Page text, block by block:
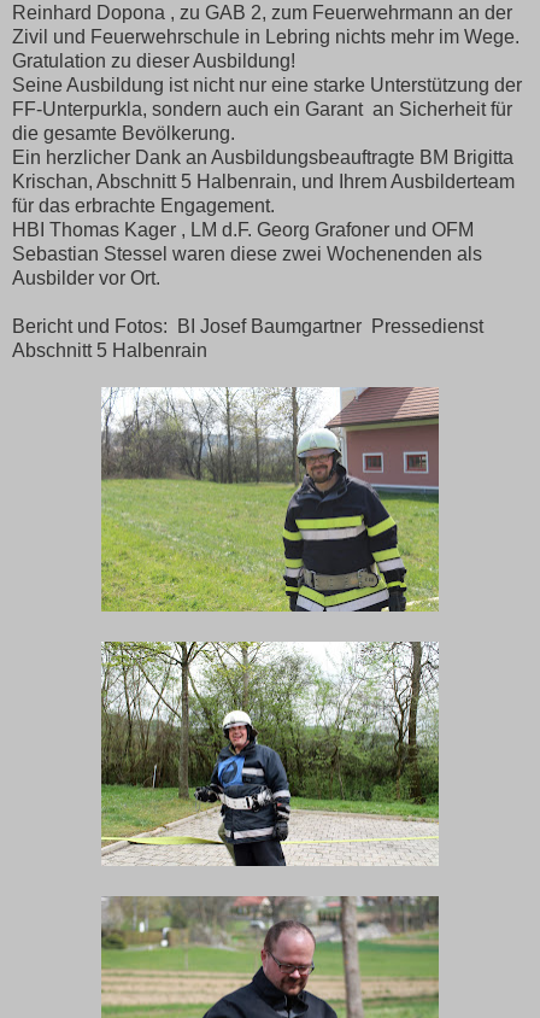
Reinhard Dopona , zu GAB 2, zum Feuerwehrmann an der
Zivil und Feuerwehrschule in Lebring nichts mehr im Wege.
Gratulation zu dieser Ausbildung!
Seine Ausbildung ist nicht nur eine starke Unterstützung der
FF-Unterpurkla, sondern auch ein Garant an Sicherheit für
die gesamte Bevölkerung.
Ein herzlicher Dank an Ausbildungsbeauftragte BM Brigitta
Krischan, Abschnitt 5 Halbenrain, und Ihrem Ausbilderteam
für das erbrachte Engagement.
HBI Thomas Kager , LM d.F. Georg Grafoner und OFM
Sebastian Stessel waren diese zwei Wochenenden als
Ausbilder vor Ort.
Bericht und Fotos: BI Josef Baumgartner Pressedienst
Abschnitt 5 Halbenrain